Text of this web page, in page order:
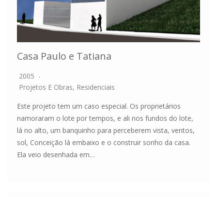
Casa Paulo e Tatiana
2005
Projetos E Obras, Residenciais
Este projeto tem um caso especial. Os proprietários
namoraram o lote por tempos, e ali nos fundos do lote,
lá no alto, um banquinho para perceberem vista, ventos,
sol, Conceição lá embaixo e o construir sonho da casa.
Ela veio desenhada em…